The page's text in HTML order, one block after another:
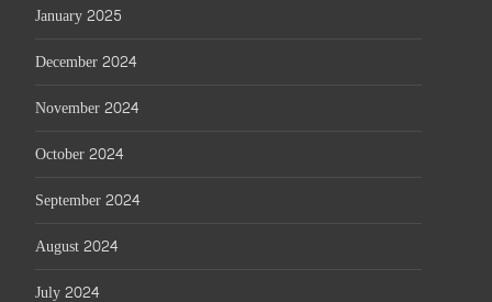
January 2025
December 2024
November 2024
October 2024
September 2024
August 2024
July 2024